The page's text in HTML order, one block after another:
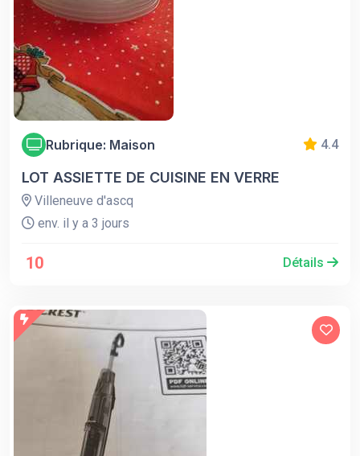
Rubrique: Maison 4.4
LOT ASSIETTE DE CUISINE EN VERRE
Villeneuve d'ascq
env. il y a 3 jours
10 Détails